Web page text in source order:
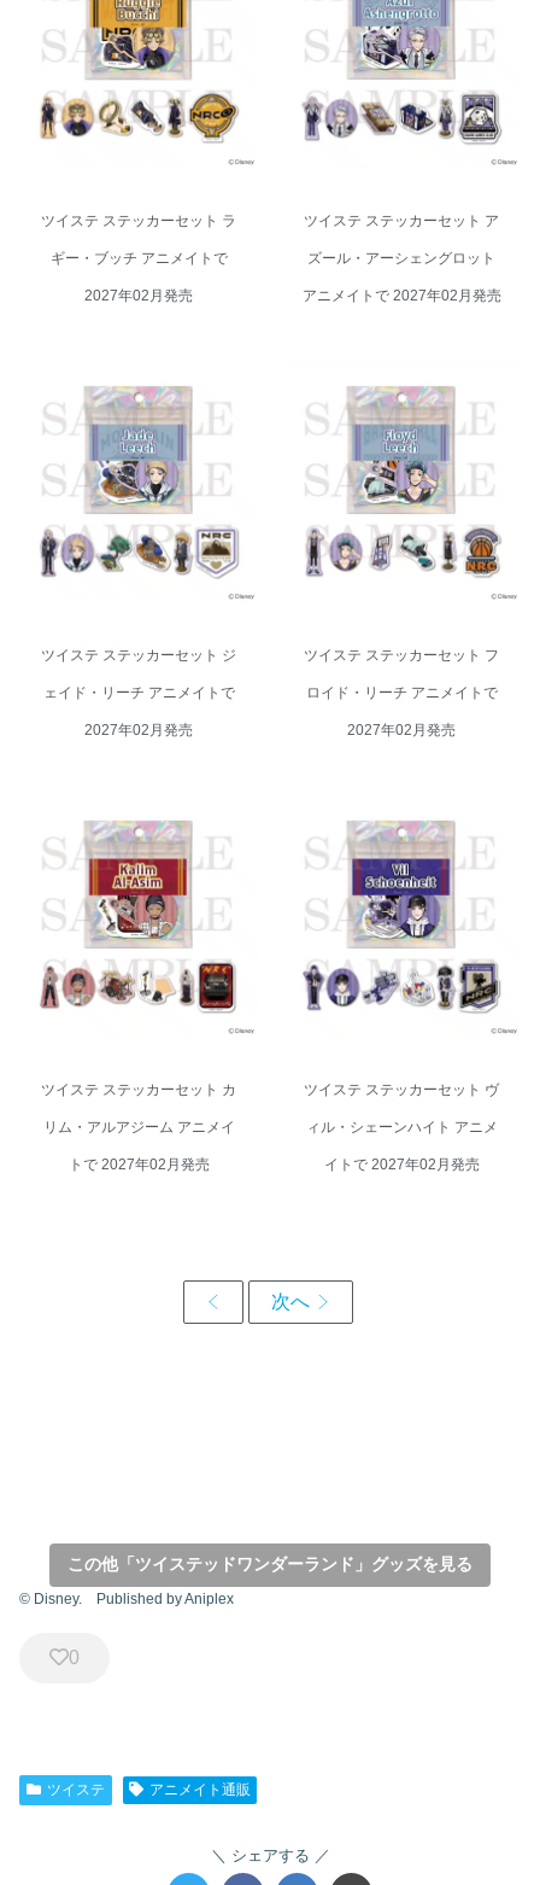
ツイステ ステッカーセット ラギ
ー・ブッチ アニメイトで 2027年
02月発売
ツイステ ステッカーセット ラ
ギー・ブッチ アニメイトで
2027年02月発売
ツイステ ステッカーセット アズ
ール・アーシェングロット アニ
メイトで 2027年02月発売
ツイステ ステッカーセット ア
ズール・アーシェングロット
アニメイトで 2027年02月発売
ツイステ ステッカーセット ジェ
イド・リーチ アニメイトで 2027
年02月発売
ツイステ ステッカーセット ジ
ェイド・リーチ アニメイトで
2027年02月発売
ツイステ ステッカーセット フロ
イド・リーチ アニメイトで 2027
年02月発売
ツイステ ステッカーセット フ
ロイド・リーチ アニメイトで
2027年02月発売
ツイステ ステッカーセット カリ
ム・アルアジーム アニメイトで
2027年02月発売
ツイステ ステッカーセット カ
リム・アルアジーム アニメイ
トで 2027年02月発売
ツイステ ステッカーセット ヴィ
ル・シェーンハイト アニメイト
で 2027年02月発売
ツイステ ステッカーセット ヴ
ィル・シェーンハイト アニメ
イトで 2027年02月発売
この他「ツイステッドワンダーランド」グッズを見る
© Disney. Published by Aniplex
0
ツイステ アニメイト通販
シェアする